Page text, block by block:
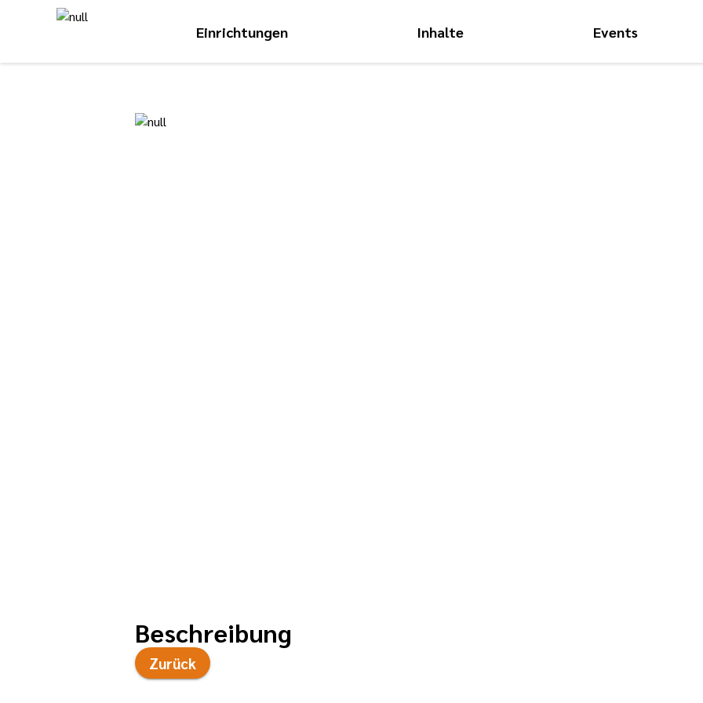
Einrichtungen Inhalte Events
Beschreibung
Zurück